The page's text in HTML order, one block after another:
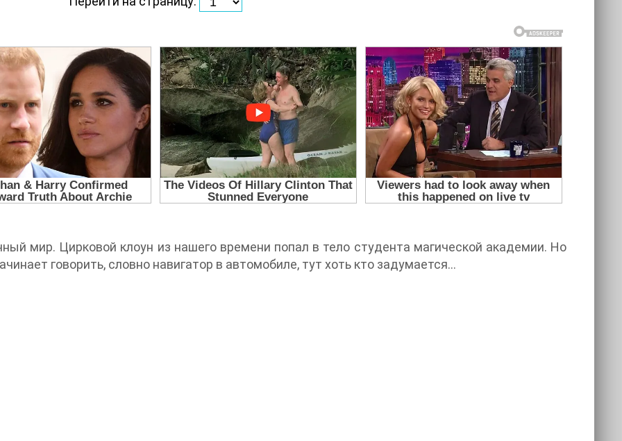
мир. Цирковой клоун из нашего времени попал в тело студента магической академии. Но
говорить, словно навигатор в автомобиле, тут хоть кто задумается…